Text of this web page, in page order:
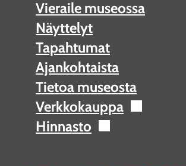
Vieraile museossa
Näyttelyt
Tapahtumat
Ajankohtaista
Tietoa museosta
Verkkokauppa
Hinnasto